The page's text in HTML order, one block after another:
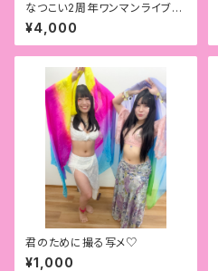
なつこい2周年ワンマンライブチ
ケットor配信
¥4,000
君のために撮る写メ♡
¥1,000